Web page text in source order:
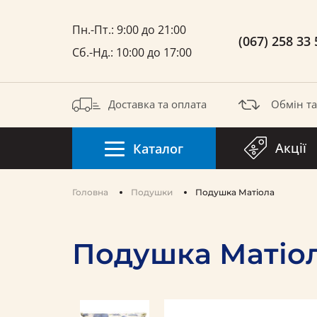
Пн.-Пт.: 9:00 до 21:00
Сб.-Нд.: 10:00 до 17:00
(067) 258 33
Доставка та оплата Обмін
Каталог Акції
Головна Подушки Подушка Матіола
Подушка